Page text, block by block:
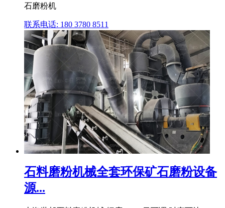
石磨粉机
联系电话: 180 3780 8511
石料磨粉机械全套环保矿石磨粉设备
源...